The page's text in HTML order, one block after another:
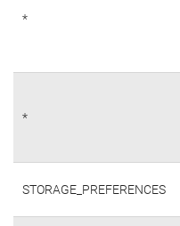
*
*
STORAGE_PREFERENCES